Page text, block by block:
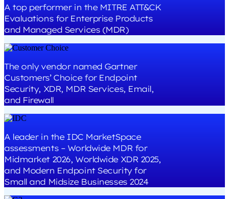
A top performer in the MITRE ATT&CK
Evaluations for Enterprise Products
and Managed Services (MDR)
The only vendor named Gartner
Customers’ Choice for Endpoint
Security, XDR, MDR Services, Email,
and Firewall
A leader in the IDC MarketSpace
assessments – Worldwide MDR for
Midmarket 2026, Worldwide XDR 2025,
and Modern Endpoint Security for
Small and Midsize Businesses 2024